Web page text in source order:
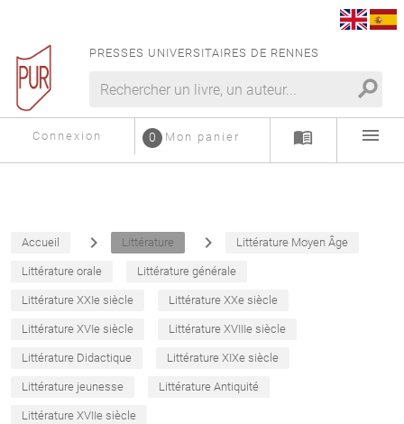
PRESSES UNIVERSITAIRES DE RENNES
search
Connexion Mon panier
0 menu_book menu
Accueil navigate_next Littérature navigate_next Littérature Moyen Âge
Littérature orale Littérature générale
Littérature XXIe siècle Littérature XXe siècle
Littérature XVIe siècle Littérature XVIIIe siècle
Littérature Didactique Littérature XIXe siècle
Littérature jeunesse Littérature Antiquité
Littérature XVIIe siècle